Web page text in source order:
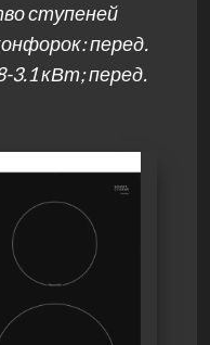
ступеней
перед.
3.1 кВт; перед.